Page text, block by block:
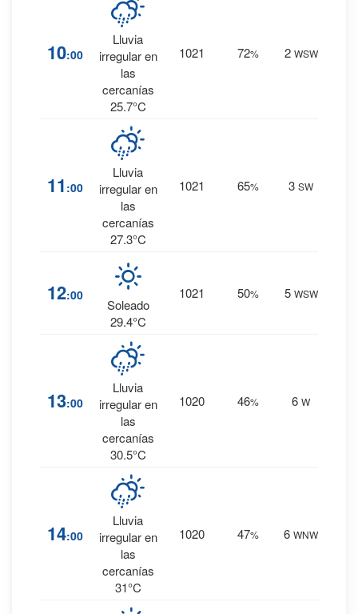
10:00
Lluvia
irregular en
las
cercanías
25.7°C
1021 72% 2 WSW
11 :00
Lluvia
irregular en
las
cercanías
27.3°C
1021 65% 3 SW
12:00
Soleado
29.4°C
1021 50% 5 WSW
13:00
Lluvia
irregular en
las
cercanías
30.5°C
1020 46% 6 W
14:00
Lluvia
irregular en
las
cercanías
31°C
1020 47% 6 WNW